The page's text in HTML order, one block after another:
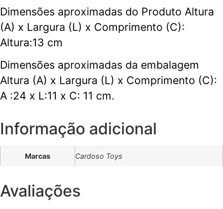
Dimensões aproximadas do Produto Altura
(A) x Largura (L) x Comprimento (C):
Altura:13 cm
Dimensões aproximadas da embalagem
Altura (A) x Largura (L) x Comprimento (C):
A :24 x L:11 x C: 11 cm.
Informação adicional
Marcas Cardoso Toys
Avaliações